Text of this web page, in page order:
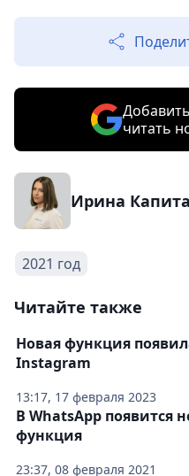
читать
Ирина
2021 год
Читайте также
13:17, 17 февраля 2023
Новая функция
Instagram
23:37, 08 февраля 2021
В WhatsApp появится
функция